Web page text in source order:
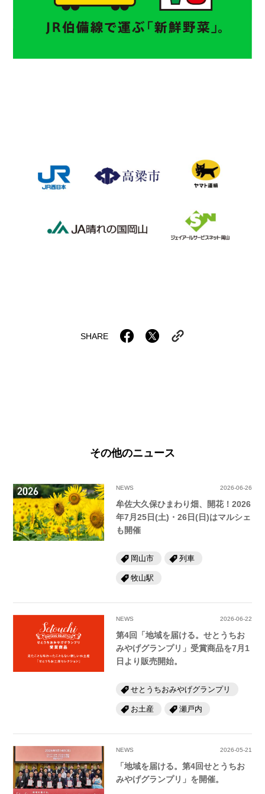
SHARE
その他のニュース
NEWS 2026-06-26
牟佐大久保ひまわり畑、開花！2026
年7月25日(土)・26日(日)はマルシェ
も開催
岡山市 列車
牧山駅
NEWS 2026-06-22
第4回「地域を届ける。せとうちお
みやげグランプリ」受賞商品を7月1
日より販売開始。
せとうちおみやげグランプリ
お土産 瀬戸内
NEWS 2026-05-21
「地域を届ける。第4回せとうちお
みやげグランプリ」を開催。